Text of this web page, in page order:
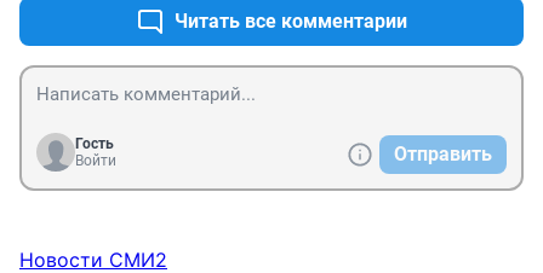
Читать все комментарии
Гость
Войти
Отправить
Новости СМИ2